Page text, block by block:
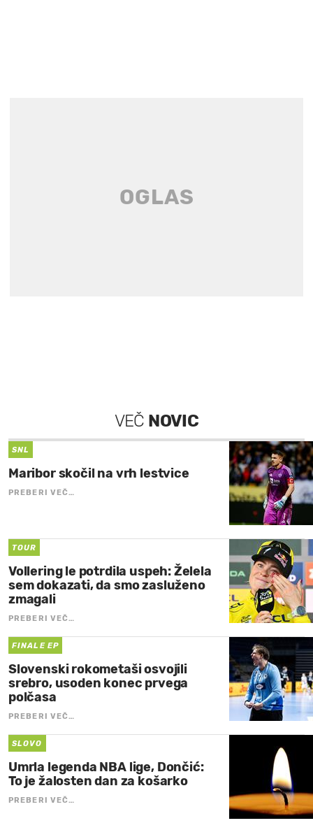
VEČ NOVIC
SNL
Maribor skočil na vrh lestvice
PREBERI VEČ…
TOUR
Vollering le potrdila uspeh: Želela
sem dokazati, da smo zasluženo
zmagali
PREBERI VEČ…
FINALE EP
Slovenski rokometaši osvojili
srebro, usoden konec prvega
polčasa
PREBERI VEČ…
SLOVO
Umrla legenda NBA lige, Dončić:
To je žalosten dan za košarko
PREBERI VEČ…